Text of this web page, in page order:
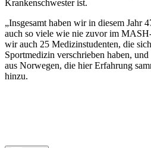
Krankenschwester ist.
„Insgesamt haben wir in diesem Jahr
auch so viele wie nie zuvor im
wir auch 25 Medizinstudenten, die
Sportmedizin verschrieben haben,
aus Norwegen, die hier Erfahrung
hinzu.